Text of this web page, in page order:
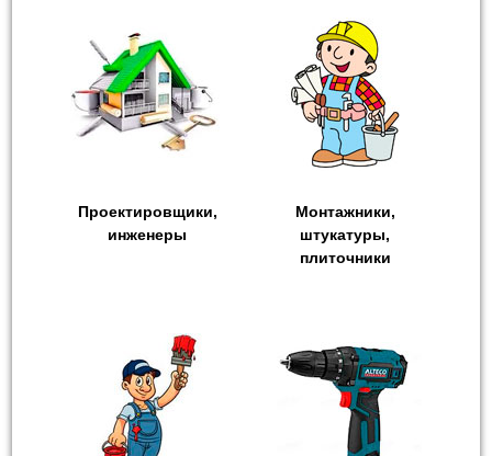
Проектировщики,
инженеры
Монтажники,
штукатуры,
плиточники